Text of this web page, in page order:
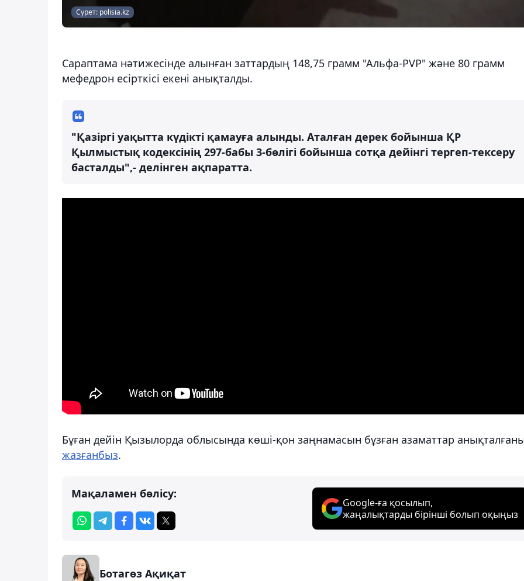
Сурет: polisia.kz
Сараптама нәтижесінде алынған заттардың 148,75 грамм "Альфа-PVP" және 80 грамм
мефедрон есірткісі екені анықталды.
"Қазіргі уақытта күдікті қамауға алынды. Аталған дерек бойынша ҚР
Қылмыстық кодексінің 297-бабы 3-бөлігі бойынша сотқа дейінгі тергеп-тексеру
басталды",- делінген ақпаратта.
Бұған дейін Қызылорда облысында көші-қон заңнамасын бұзған азаматтар
жазғанбыз.
Мақаламен бөлісу:
Google-ға қосылып,
жаңалықтарды бірінші болып оқыңыз
Ботагөз Ақиқат